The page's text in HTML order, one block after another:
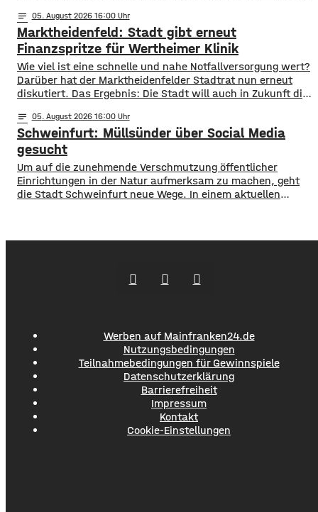
so viele Fahrgäste transportiert wie nie zuvor. Insgesamt
waren knapp 18 Millionen Menschen im öffentlichen
Nahverkehr unterwegs. ​Besonders deutlich zeigt sich
notes 05. August 2026 16:00
Marktheidenfeld: Stadt gibt erneut
Finanzspritze für Wertheimer Klinik
​​Wie viel ist eine schnelle und nahe Notfallversorgung wert?
Darüber hat der Marktheidenfelder Stadtrat nun erneut
diskutiert. Das Ergebnis: Die Stadt will auch in Zukunft die
finanziell unterstützen. ​Über 31.000 Euro fließen in
diesem Jahr an den entsprechenden Förderverein des
Krankenhauses. Denn: Allein im letzten Jahr haben sich
120 Menschen aus Marktheidenfeld
notes 05. August 2026 16:00
Schweinfurt: Müllsünder über Social Media
gesucht
Um auf die zunehmende Verschmutzung öffentlicher
Einrichtungen in der Natur aufmerksam zu machen, geht
die Stadt Schweinfurt neue Wege. In einem aktuellen
Werben auf Mainfranken24.de
Nutzungsbedingungen
Teilnahmebedingungen für Gewinnspiele
Datenschutzerklärung
Barrierefreiheit
Impressum
Kontakt
Cookie-Einstellungen